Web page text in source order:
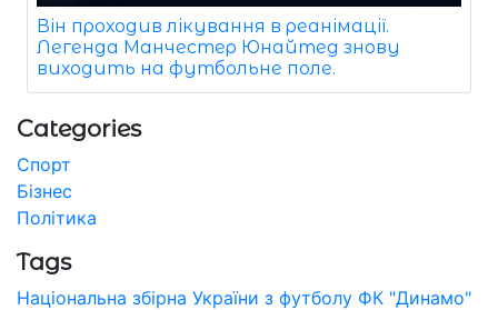
Він проходив лікування в реанімації.
Легенда Манчестер Юнайтед знову
виходить на футбольне поле.
Categories
Спорт
Бізнес
Політика
Tags
Національна збірна України з футболу ФК "Динамо"